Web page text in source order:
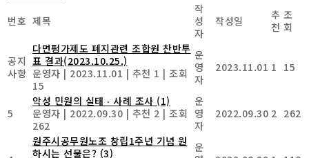
번호 제목
작
성
자
작성일
추
천
조
회
공지
사항
다면펑가제도 폐지관련 조합원 찬반투
표 결과(2023.10.25.)
운영자 | 2023.11.01 | 추천 1 | 조회
15
운
영
자
2023.11.01 1 15
5
악성 민원의 실태 ‧ 사례 조사 (1)
운영자 | 2022.09.30 | 추천 2 | 조회
262
운
영
자
2022.09.30 2 262
원주시공무원노조 창립1주년 기념 원
하시는 선물은? (3)
운